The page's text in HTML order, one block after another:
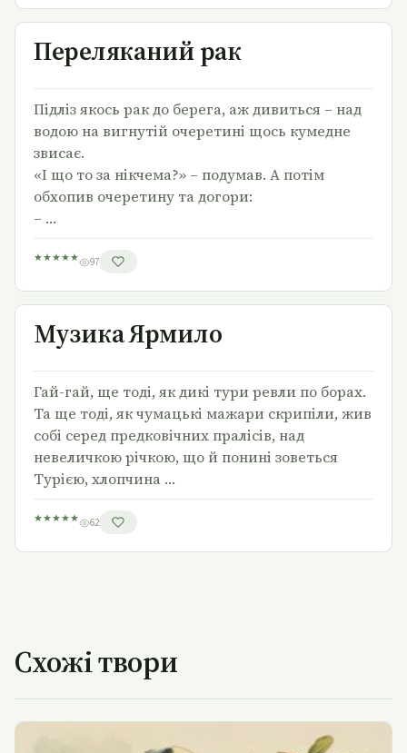
Переляканий рак
Переляканий рак
Підліз якось рак до берега, аж дивиться – над
водою на вигнутій очеретині щось кумедне
звисає.
«І що то за нікчема?» – подумав. А потім
обхопив очеретину та догори:
– …
★★★★★ 97
Музика Ярмило
Музика Ярмило
Гай-гай, ще тоді, як дикі тури ревли по борах.
Та ще тоді, як чумацькі ма­жари скрипіли, жив
собі серед предко­вічних пралісів, над
невеличкою річкою, що й понині зоветься
Турією, хлопчина …
★★★★★ 62
Схожі твори